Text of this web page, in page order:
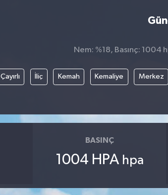
Nem: %18, Basınç: 1004
Çayırlı İliç Kemah Kemaliye Merkez
BASINÇ
1004 HPA hpa